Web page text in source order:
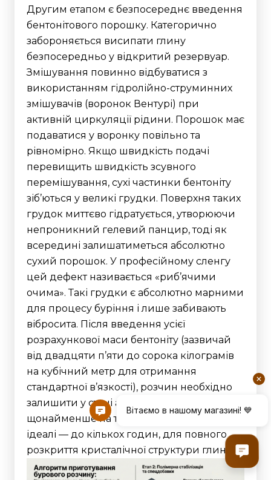
Другим етапом є безпосереднє введення
бентонітового порошку. Категорично
забороняється висипати глину
безпосередньо у відкритий резервуар.
Змішування повинно відбуватися з
використанням гідролійно-струминних
змішувачів (воронок Вентурі) при
активній циркуляції рідини. Порошок має
подаватися у воронку повільно та
рівномірно. Якщо швидкість подачі
перевищить швидкість зсувного
перемішування, сухі частинки бентоніту
зіб’ються у великі грудки. Поверхня таких
грудок миттєво гідратується, утворюючи
непроникний гелевий панцир, тоді як
всередині залишатиметься абсолютно
сухий порошок. У професійному сленгу
цей дефект називається «риб’ячими
очима». Такі грудки є абсолютно марними
для процесу буріння і лише забивають
вібросита. Після введення усієї
розрахункової маси бентоніту (зазвичай
від двадцяти п’яти до сорока кілограмів
на кубічний метр для отримання
стандартної в’язкості), розчин необхідно
залишити у стані активної циркуляції
щонайменше на тридцять хвилин, а в
ідеалі — до кількох годин, для повного
розкриття кристалічної структури глини.